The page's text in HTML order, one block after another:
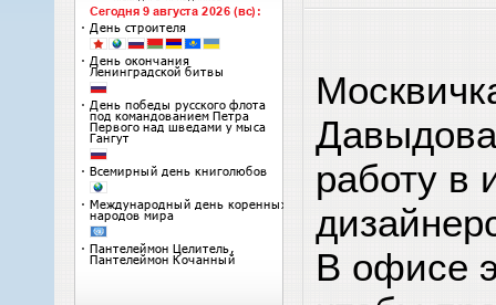
работу в
В офисе